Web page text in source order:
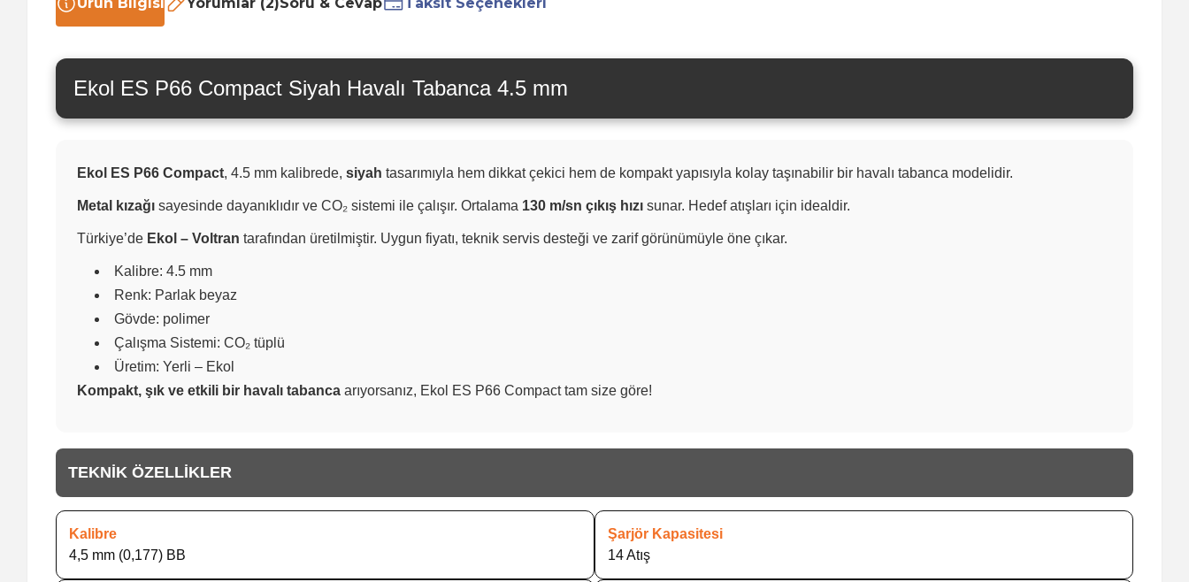
Ürün Bilgisi Yorumlar (2)Soru & Cevap Taksit Seçenekleri
Ekol ES P66 Compact Siyah Havalı Tabanca 4.5 mm
Ekol ES P66 Compact, 4.5 mm kalibrede, siyah tasarımıyla hem dikkat çekici hem de kompakt yapısıyla kolay taşınabilir bir havalı tabanca modelidir.
Metal kızağı sayesinde dayanıklıdır ve CO₂ sistemi ile çalışır. Ortalama 130 m/sn çıkış hızı sunar. Hedef atışları için idealdir.
Türkiye’de Ekol – Voltran tarafından üretilmiştir. Uygun fiyatı, teknik servis desteği ve zarif görünümüyle öne çıkar.
Kalibre: 4.5 mm
Renk: Parlak beyaz
Gövde: polimer
Çalışma Sistemi: CO₂ tüplü
Üretim: Yerli – Ekol
Kompakt, şık ve etkili bir havalı tabanca arıyorsanız, Ekol ES P66 Compact tam size göre!
TEKNİK ÖZELLİKLER
Kalibre
4,5 mm (0,177) BB
Şarjör Kapasitesi
14 Atış